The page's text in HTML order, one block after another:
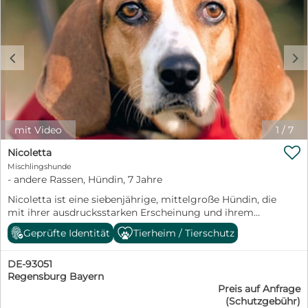
1 / 7
c d
mit Video
Nicoletta
Mischlingshunde
- andere Rassen, Hündin, 7 Jahre
Nicoletta ist eine siebenjährige, mittelgroße Hündin, die
mit ihrer ausdrucksstarken Erscheinung und ihrem
wachen Blick sofort auffällt. Sie bringt viel
Persönlichkeit mit: intelligent, sensibel und
menschenbezogen, gleichzeitig aber auch mit einem
ausgeprägten Jagdtrieb und einer ordentlichen Portion
Energie. Vermutlich steckt eine Bracke oder ein
Foxhound in ihr – ihre feine Nase und ihre Freude an
Bewegung sprechen jedenfalls dafür. Im Haus zeigt

Geprüfte Identität Tierheim / Tierschutz
DE-93051
Regensburg Bayern
Preis auf Anfrage
(Schutzgebühr)